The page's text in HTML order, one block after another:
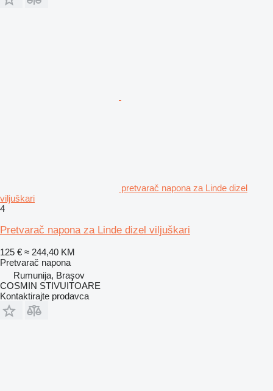
pretvarač napona za Linde dizel
viljuškari
4
Pretvarač napona za Linde dizel viljuškari
125 € ≈ 244,40 KM
Pretvarač napona
Rumunija, Braşov
COSMIN STIVUITOARE
Kontaktirajte prodavca